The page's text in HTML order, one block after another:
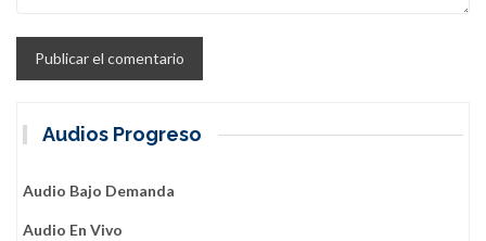
Audios Progreso
Audio Bajo Demanda
Audio En Vivo